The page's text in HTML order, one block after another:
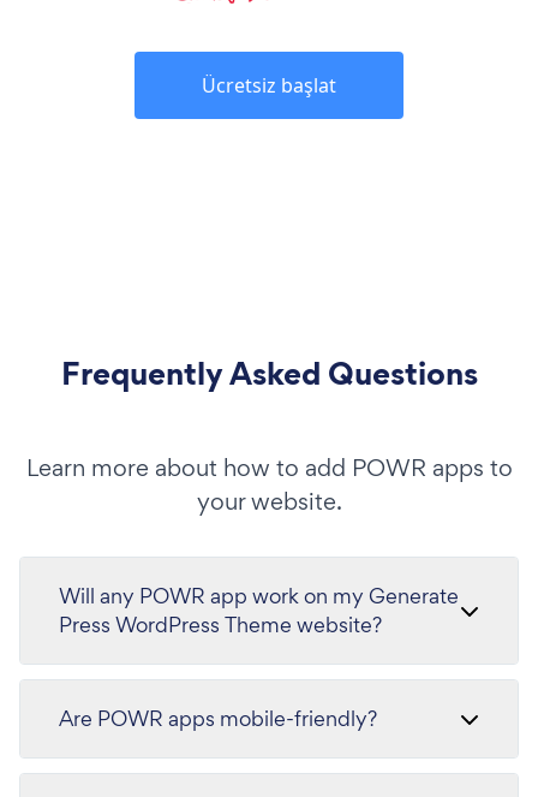
Ücretsiz başlat
Frequently Asked Questions
Learn more about how to add POWR apps to
your website.
Will any POWR app work on my Generate
Press WordPress Theme website?
Are POWR apps mobile-friendly?